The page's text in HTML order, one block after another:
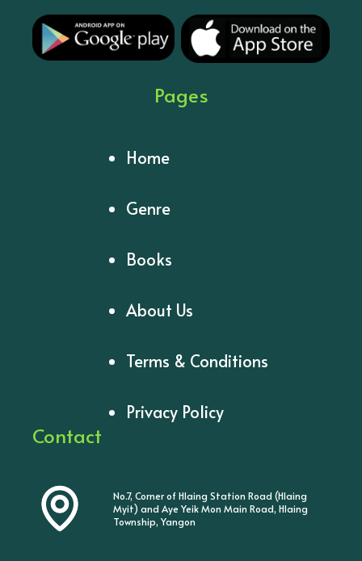
Pages
Home
Genre
Books
About Us
Terms & Conditions
Privacy Policy
Contact
No.7, Corner of Hlaing Station Road (Hlaing
Myit) and Aye Yeik Mon Main Road, Hlaing
Township, Yangon